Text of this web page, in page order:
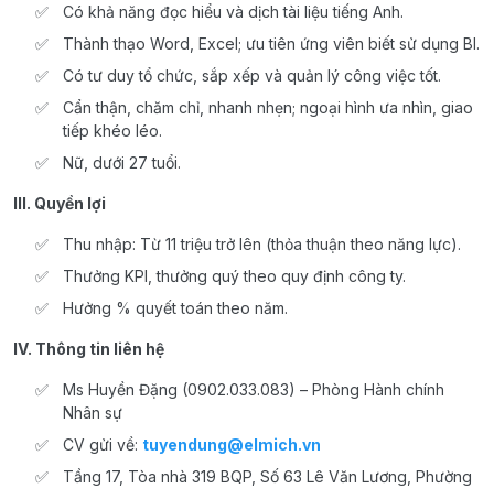
Có khả năng đọc hiểu và dịch tài liệu tiếng Anh.
Thành thạo Word, Excel; ưu tiên ứng viên biết sử dụng BI.
Có tư duy tổ chức, sắp xếp và quản lý công việc tốt.
Cẩn thận, chăm chỉ, nhanh nhẹn; ngoại hình ưa nhìn, giao
tiếp khéo léo.
Nữ, dưới 27 tuổi.
III. Quyền lợi
Thu nhập: Từ 11 triệu trở lên (thỏa thuận theo năng lực).
Thưởng KPI, thưởng quý theo quy định công ty.
Hưởng % quyết toán theo năm.
IV. Thông tin liên hệ
Ms Huyền Đặng (0902.033.083) – Phòng Hành chính
Nhân sự
CV gửi về: tuyendung@elmich.vn
Tầng 17, Tòa nhà 319 BQP, Số 63 Lê Văn Lương, Phường